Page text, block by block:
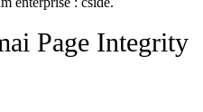
Page Integrity